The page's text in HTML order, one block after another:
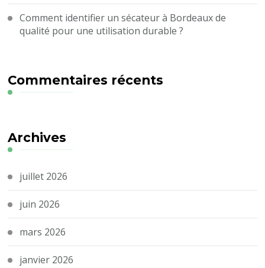
Comment identifier un sécateur à Bordeaux de
qualité pour une utilisation durable ?
Commentaires récents
Archives
juillet 2026
juin 2026
mars 2026
janvier 2026